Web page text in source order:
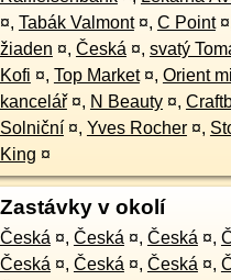
¤, Tabák Valmont ¤, C Point ¤
žiaden ¤, Česká ¤, svatý
Kofi ¤, Top Market ¤, Orient
kancelář ¤, N Beauty ¤,
Solniční ¤, Yves Rocher ¤,
King ¤
Zastávky v okolí
Česká ¤, Česká ¤, Česká ¤,
Česká ¤, Česká ¤, Česká ¤,